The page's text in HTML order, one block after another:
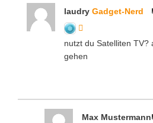
laudry Gadget-Nerd
nutzt du Satelliten TV?
gehen
Max Mustermann